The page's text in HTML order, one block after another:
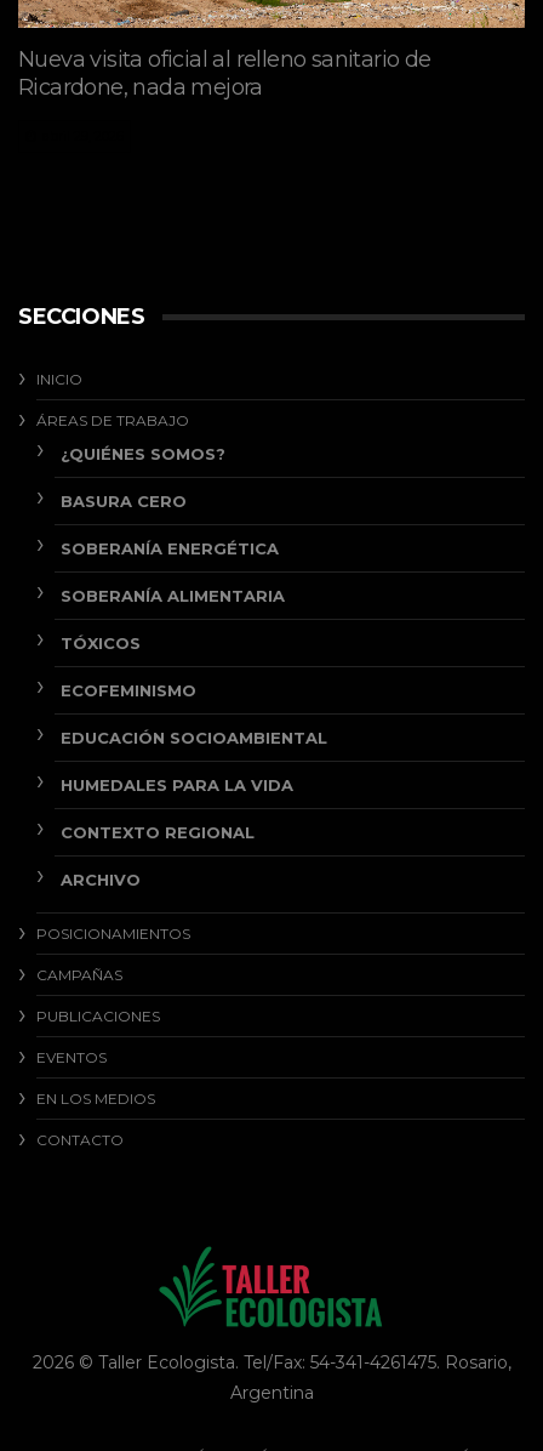
Nueva visita oficial al relleno sanitario de
Ricardone, nada mejora
SECCIONES
INICIO
ÁREAS DE TRABAJO
¿QUIÉNES SOMOS?
BASURA CERO
SOBERANÍA ENERGÉTICA
SOBERANÍA ALIMENTARIA
TÓXICOS
ECOFEMINISMO
EDUCACIÓN SOCIOAMBIENTAL
HUMEDALES PARA LA VIDA
CONTEXTO REGIONAL
ARCHIVO
POSICIONAMIENTOS
CAMPAÑAS
PUBLICACIONES
EVENTOS
EN LOS MEDIOS
CONTACTO
2026 © Taller Ecologista. Tel/Fax: 54-341-4261475. Rosario,
Argentina